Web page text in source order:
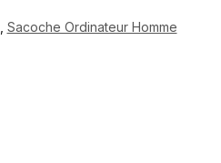
Sacoche Ordinateur Homme